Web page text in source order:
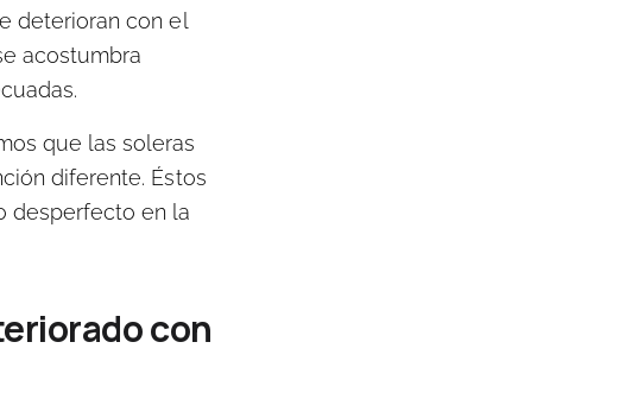
deterioran con el
acostumbra
que las soleras
diferente. Éstos
desperfecto en la
con